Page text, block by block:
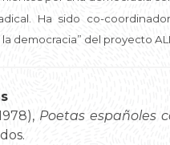
Ha sido co-
democracia” del proyecto
Poetas españoles